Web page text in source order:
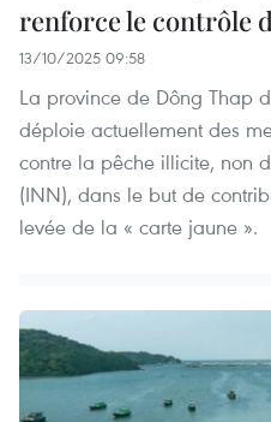
renforce le contrôle
13/10/2025 09:58
La province de Dông Thap
déploie actuellement des
contre la pêche illicite, non
(INN), dans le but de
levée de la « carte jaune ».